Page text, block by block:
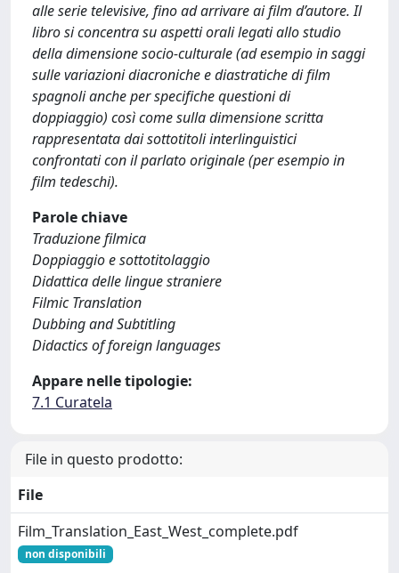
alle serie televisive, fino ad arrivare ai film d’autore. Il
libro si concentra su aspetti orali legati allo studio
della dimensione socio-culturale (ad esempio in saggi
sulle variazioni diacroniche e diastratiche di film
spagnoli anche per specifiche questioni di
doppiaggio) così come sulla dimensione scritta
rappresentata dai sottotitoli interlinguistici
confrontati con il parlato originale (per esempio in
film tedeschi).
Parole chiave
Traduzione filmica
Doppiaggio e sottotitolaggio
Didattica delle lingue straniere
Filmic Translation
Dubbing and Subtitling
Didactics of foreign languages
Appare nelle tipologie:
7.1 Curatela
File in questo prodotto:
File
Film_Translation_East_West_complete.pdf
non disponibili